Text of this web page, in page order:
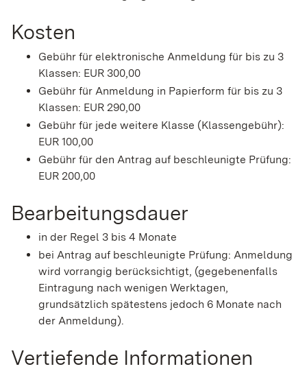
Kosten
Gebühr für elektronische Anmeldung für bis zu 3
Klassen: EUR 300,00
Gebühr für Anmeldung in Papierform für bis zu 3
Klassen: EUR 290,00
Gebühr für jede weitere Klasse (Klassengebühr):
EUR 100,00
Gebühr für den Antrag auf beschleunigte Prüfung:
EUR 200,00
Bearbeitungsdauer
in der Regel 3 bis 4 Monate
bei Antrag auf beschleunigte Prüfung: Anmeldung
wird vorrangig berücksichtigt, (gegebenenfalls
Eintragung nach wenigen Werktagen,
grundsätzlich spätestens jedoch 6 Monate nach
der Anmeldung).
Vertiefende Informationen